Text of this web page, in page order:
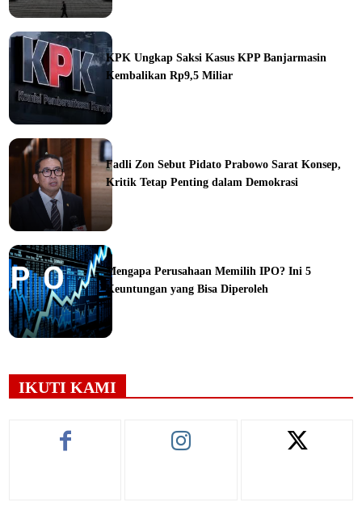
KPK Ungkap Saksi Kasus KPP Banjarmasin
Kembalikan Rp9,5 Miliar
Fadli Zon Sebut Pidato Prabowo Sarat Konsep,
Kritik Tetap Penting dalam Demokrasi
Mengapa Perusahaan Memilih IPO? Ini 5
Keuntungan yang Bisa Diperoleh
IKUTI KAMI